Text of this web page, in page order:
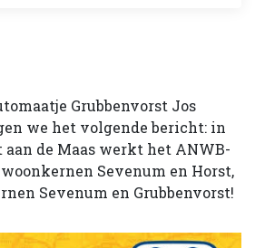
Grubbenvorst Jos
we het volgende bericht: in
de Maas werkt het ANWB-
Sevenum en Horst,
Sevenum en Grubbenvorst!